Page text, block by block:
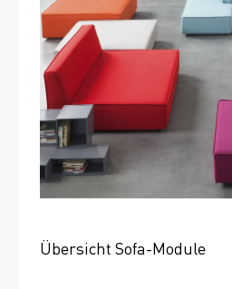
Übersicht Sofa-Module